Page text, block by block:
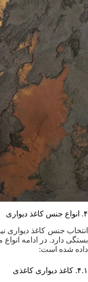
۴. انواع جنس کاغذ دیواری
انتخاب جنس کاغذ دیواری
بستگی دارد. در ادامه
داده شده است:
۴.۱. کاغذ دیواری کاغذی